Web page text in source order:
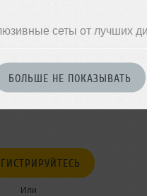
сеты от лучших
БОЛЬШЕ НЕ ПОКАЗЫВАТЬ
Или